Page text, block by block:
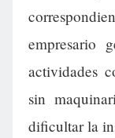
empresario
actividades
sin
dificultar la